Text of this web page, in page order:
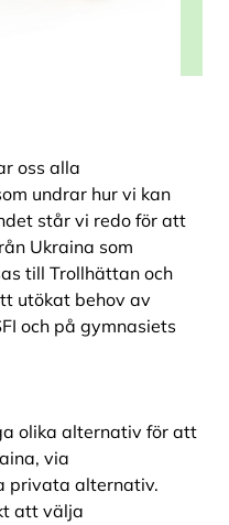
oss alla
undrar hur vi kan
står vi redo för att
Ukraina som
till Trollhättan och
utökat behov av
och på gymnasiets
olika alternativ för att
via
privata alternativ.
att välja